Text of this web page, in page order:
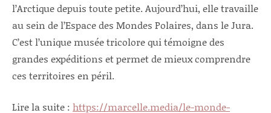
l’Arctique depuis toute petite. Aujourd’hui, elle travaille
au sein de l’Espace des Mondes Polaires, dans le Jura.
C’est l’unique musée tricolore qui témoigne des
grandes expéditions et permet de mieux comprendre
ces territoires en péril.
Lire la suite : https://marcelle.media/le-monde-